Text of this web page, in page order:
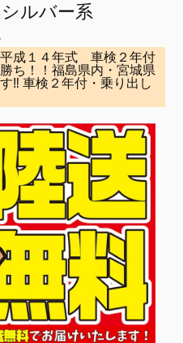
シルバー系
１４年式 車検２年付
ち！！福島県内・宮城県
‼ 車検２年付・乗り出し